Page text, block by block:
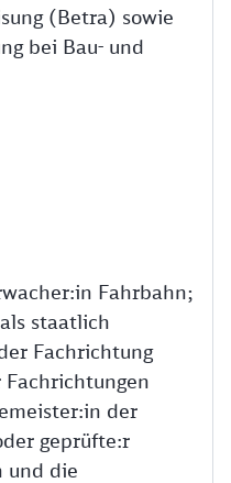
(Betra) sowie
bei Bau- und
Fahrbahn;
staatlich
Fachrichtung
der
geprüfte:r
und die